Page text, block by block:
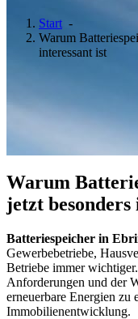
Start -
Warum
interessant ist
Warum
jetzt
Batteriespeicher in
Gewerbebetriebe,
Betriebe immer
Anforderungen und der
erneuerbare Energien zu
Immobilienentwicklung.